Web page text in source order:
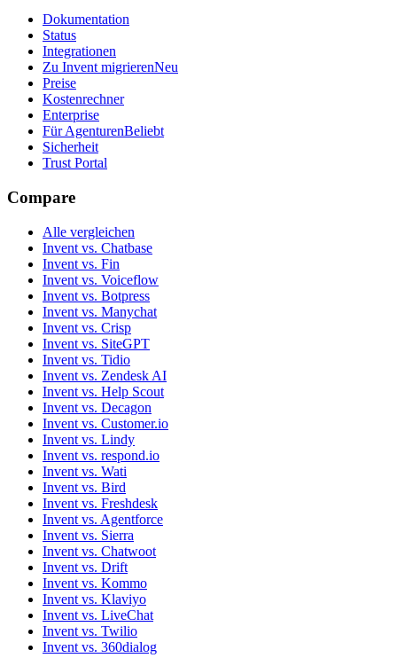
Dokumentation
Status
Integrationen
Zu Invent migrierenNeu
Preise
Kostenrechner
Enterprise
Für AgenturenBeliebt
Sicherheit
Trust Portal
Compare
Alle vergleichen
Invent vs. Chatbase
Invent vs. Fin
Invent vs. Voiceflow
Invent vs. Botpress
Invent vs. Manychat
Invent vs. Crisp
Invent vs. SiteGPT
Invent vs. Tidio
Invent vs. Zendesk AI
Invent vs. Help Scout
Invent vs. Decagon
Invent vs. Customer.io
Invent vs. Lindy
Invent vs. respond.io
Invent vs. Wati
Invent vs. Bird
Invent vs. Freshdesk
Invent vs. Agentforce
Invent vs. Sierra
Invent vs. Chatwoot
Invent vs. Drift
Invent vs. Kommo
Invent vs. Klaviyo
Invent vs. LiveChat
Invent vs. Twilio
Invent vs. 360dialog